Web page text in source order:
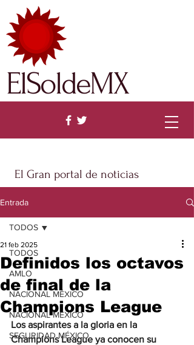
El Gran portal de noticias
ElSoldeMX
Entrada
TODOS
AMLO
NACIONAL MÉXICO
NACIONAL MÉXICO
SEGURIDAD MÉXICO
TODOS
Definidos los octavos
de final de la
Champions League
21 feb 2025
Los aspirantes a la gloria en la
Champions League ya conocen su